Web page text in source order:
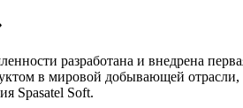
разработана и внедрена
в мировой добывающей
Spasatel Soft.